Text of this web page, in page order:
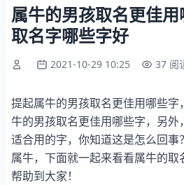
属牛的男孩取名更佳
取名字哪些字好
2021-10-29 10:25 37 阅
提起属牛的男孩取名更佳用哪些
牛的男孩取名更佳用哪些字，另
适合用的字，你知道这是怎么回
属牛，下面就一起来看看属牛的
帮助到大家！